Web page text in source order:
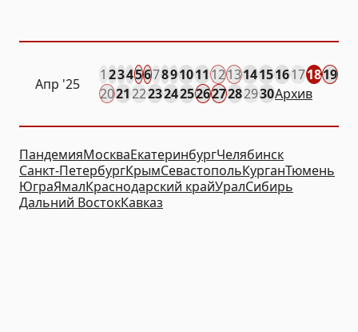
Апр '25
1 2345678910111213141516171819
2021222324252627282930Архив
ПандемияМоскваЕкатеринбургЧелябинск
Санкт-ПетербургКрымСевастопольКурганТюмень
ЮграЯмалКраснодарский крайУралСибирь
Дальний ВостокКавказ